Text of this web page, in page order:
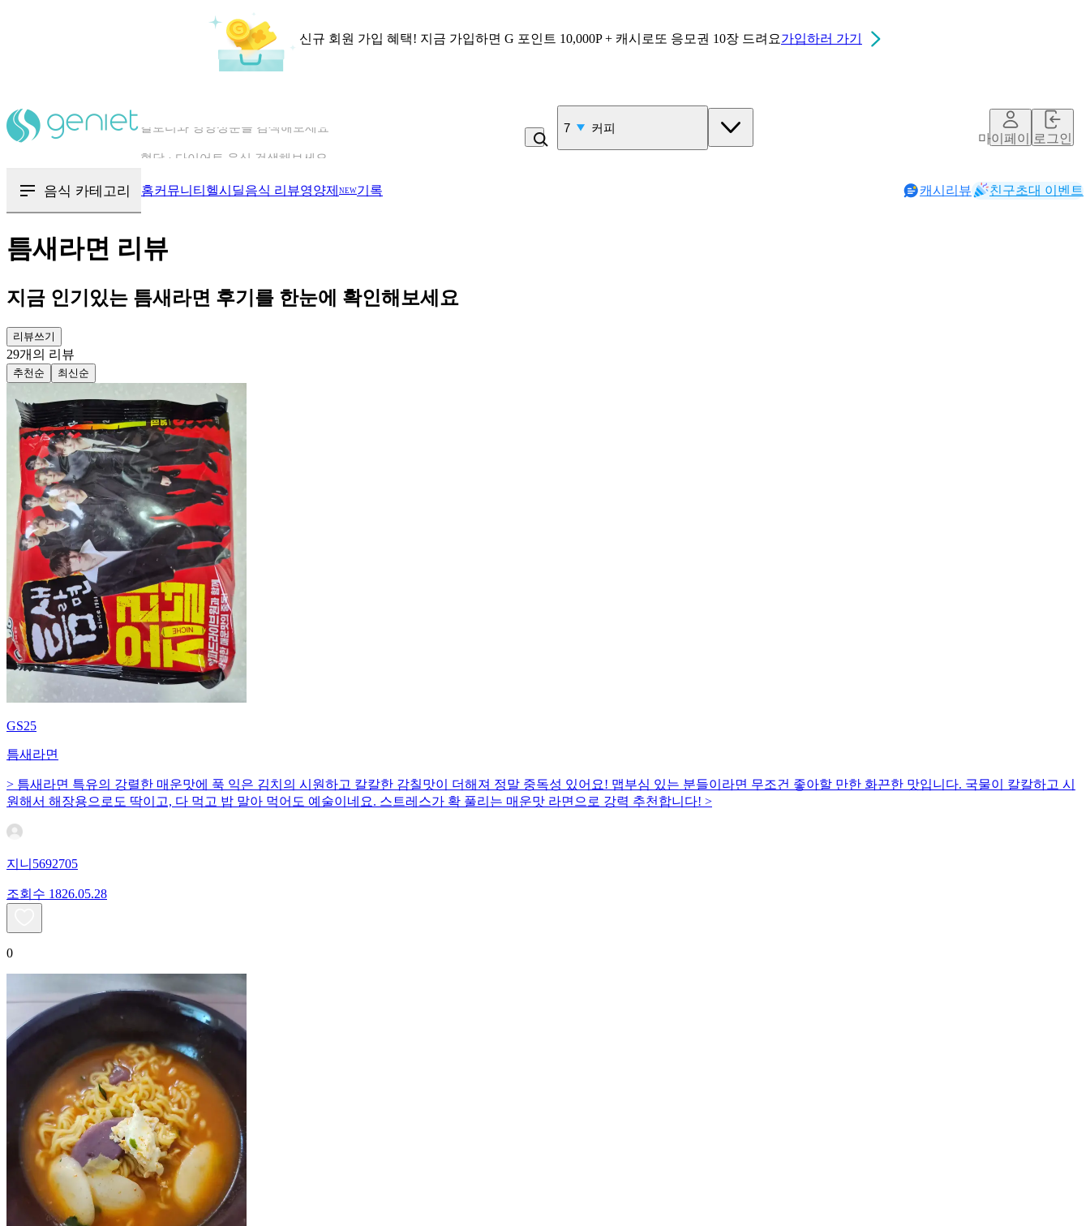
신규 회원 가입 혜택! 지금 가입하면 G 포인트 10,000P + 캐시로또 응모권 10장 드려요가입하러 가기
8 콩국수
마이페이지로그인
음식 카테고리 홈커뮤니티 헬시딜음식 리뷰영양제 NEW기록 캐시리뷰 친구초대 이벤트
틈새라면 리뷰
지금 인기있는 틈새라면 후기를 한눈에 확인해보세요
리뷰쓰기
29개의 리뷰
추천순 최신순
GS25
틈새라면
> 틈새라면 특유의 강렬한 매운맛에 푹 익은 김치의 시원하고 칼칼한 감칠맛이 더해져 정말 중독성 있어요! 맵부심 있는 분들이라면 무조건 좋아할 만한 화끈한 맛입니다. 국물이 칼칼하고 시
원해서 해장용으로도 딱이고, 다 먹고 밥 말아 먹어도 예술이네요. 스트레스가 확 풀리는 매운맛 라면으로 강력 추천합니다! >
지니5692705
조회수 1826.05.28
0